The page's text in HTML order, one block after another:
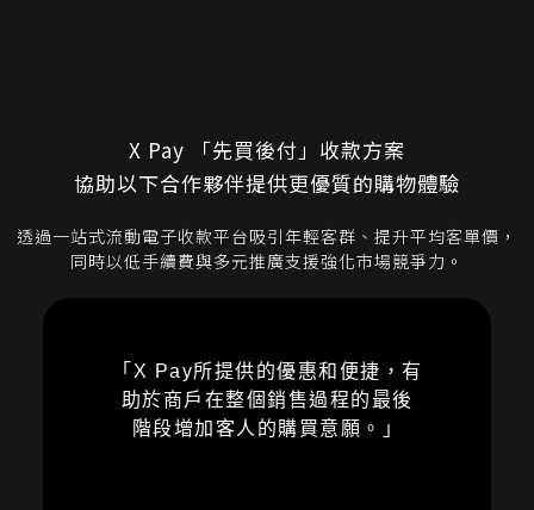
X Pay 「先買後付」收款方案
協助以下合作夥伴提供更優質的購物體驗
透過一站式流動電子收款平台吸引年輕客群、提升平均客單價，
同時以低手續費與多元推廣支援強化市場競爭力。
「X Pay所提供的優惠和便捷，有
助於商戶在整個銷售過程的最後
階段增加客人的購買意願。」